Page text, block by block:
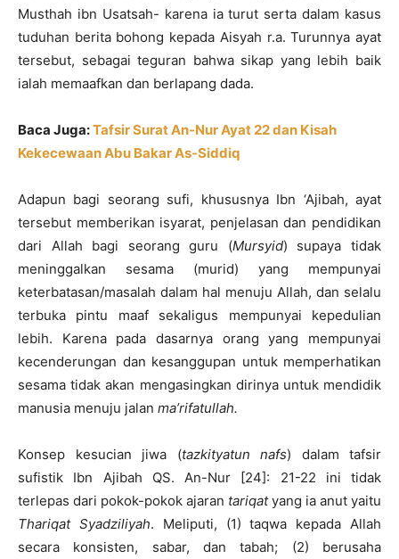
Musthah ibn Usatsah- karena ia turut serta dalam kasus
tuduhan berita bohong kepada Aisyah r.a. Turunnya ayat
tersebut, sebagai teguran bahwa sikap yang lebih baik
ialah memaafkan dan berlapang dada.
Baca Juga:Tafsir Surat An-Nur Ayat 22 dan Kisah
Kekecewaan Abu Bakar As-Siddiq
Adapun bagi seorang sufi, khususnya Ibn ‘Ajibah, ayat
tersebut memberikan isyarat, penjelasan dan pendidikan
dari Allah bagi seorang guru (Mursyid) supaya tidak
meninggalkan sesama (murid) yang mempunyai
keterbatasan/masalah dalam hal menuju Allah, dan selalu
terbuka pintu maaf sekaligus mempunyai kepedulian
lebih. Karena pada dasarnya orang yang mempunyai
kecenderungan dan kesanggupan untuk memperhatikan
sesama tidak akan mengasingkan dirinya untuk mendidik
manusia menuju jalan ma’rifatullah.
Konsep kesucian jiwa (tazkityatun nafs) dalam tafsir
sufistik Ibn Ajibah QS. An-Nur [24]: 21-22 ini tidak
terlepas dari pokok-pokok ajaran tariqatyang ia anut yaitu
Thariqat Syadziliyah. Meliputi, (1) taqwa kepada Allah
secara konsisten, sabar, dan tabah; (2) berusaha